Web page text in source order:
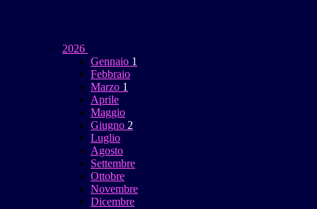
2026
Gennaio 1
Febbraio
Marzo 1
Aprile
Maggio
Giugno 2
Luglio
Agosto
Settembre
Ottobre
Novembre
Dicembre